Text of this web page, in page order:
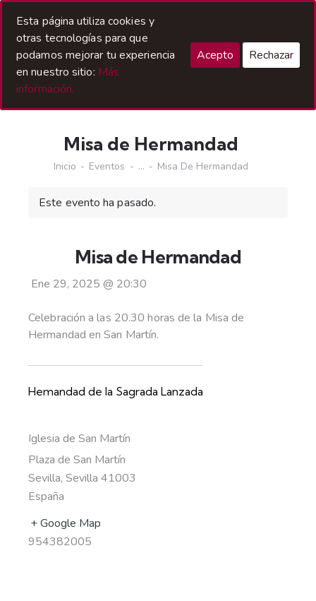
Misa de Hermandad
Inicio Eventos ... Misa De Hermandad
Este evento ha pasado.
Misa de Hermandad
Ene 29, 2025 @ 20:30
Celebración a las 20.30 horas de la Misa de
Hermandad en San Martín.
Hemandad de la Sagrada Lanzada
Iglesia de San Martín
Plaza de San Martín
Sevilla, Sevilla 41003
España
+ Google Map
954382005
Esta página utiliza cookies y
otras tecnologías para que
podamos mejorar tu experiencia
en nuestro sitio: Más
información.
Acepto Rechazar